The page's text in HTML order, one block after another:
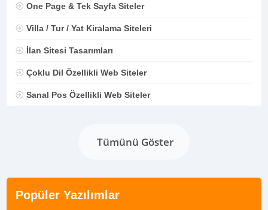
One Page & Tek Sayfa Siteler
Villa / Tur / Yat Kiralama Siteleri
İlan Sitesi Tasarımları
Çoklu Dil Özellikli Web Siteler
Sanal Pos Özellikli Web Siteler
Tümünü Göster
Popüler Yazılımlar